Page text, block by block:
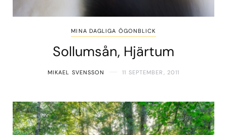
MINA DAGLIGA ÖGONBLICK
Sollumsån, Hjärtum
MIKAEL SVENSSON 11 SEPTEMBER, 2011